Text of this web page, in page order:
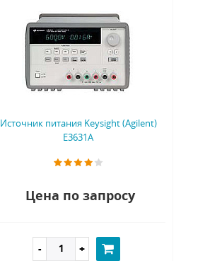
Источник питания Keysight (Agilent)
E3631A
Цена по запросу